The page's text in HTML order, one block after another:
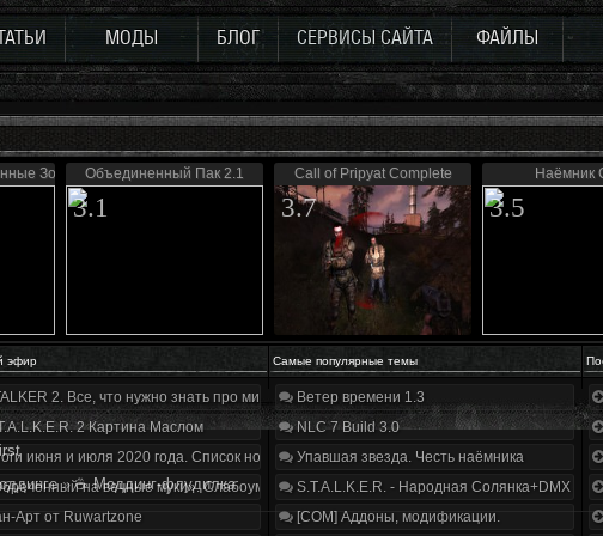
МОДЫ БЛОГ СЕРВИСЫ САЙТА ФАЙЛЫ
Зоной Объединенный Пак 2.1
3.1
Call of Pripyat Complete
3.7
Наёмник
3.5
эфир Самые популярные темы
2. Все, что нужно знать про мир, геймплей и сюжет | Разбор трейлера
2 Картина Маслом
июня и июля 2020 года. Список нововведений
на вечные муки». Слабоумие и отвага
Арт от Ruwartzone
Ветер времени 1.3
NLC 7 Build 3.0
Упавшая звезда. Честь наёмника
S.T.A.L.K.E.R. - Народная Солянка+DMX
[COM] Аддоны, модификации.
» ☕ Моддинг-флудилка